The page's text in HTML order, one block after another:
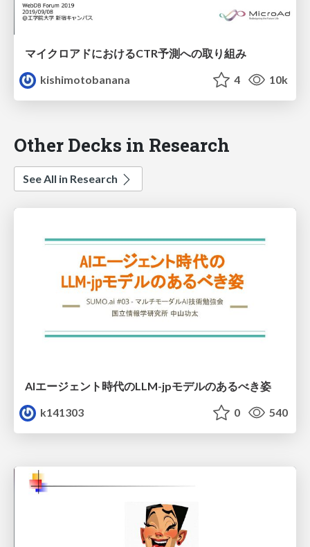
マイクロアドにおけるCTR予測への取り組み
kishimotobanana
4 10k
Other Decks in Research
See All in Research
AIエージェント時代のLLM-jpモデルのあるべき姿
k141303
0 540